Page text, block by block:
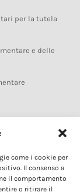
come i cookie per
Il consenso a
il comportamento
o ritirare il
per la tutela
e delle